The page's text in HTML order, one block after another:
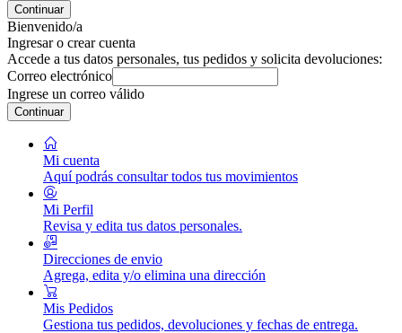
Continuar
Bienvenido/a
Ingresar o crear cuenta
Accede a tus datos personales, tus pedidos y solicita devoluciones:
Correo electrónico
Ingrese un correo válido
Continuar
Mi cuenta
Aquí podrás consultar todos tus movimientos
Mi Perfil
Revisa y edita tus datos personales.
Direcciones de envio
Agrega, edita y/o elimina una dirección
Mis Pedidos
Gestiona tus pedidos, devoluciones y fechas de entrega.